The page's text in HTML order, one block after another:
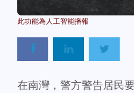
在南灣，警方警告居民